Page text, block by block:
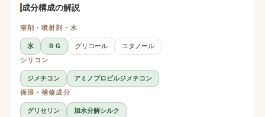
成分構成の解説
溶剤・噴射剤・水
水 ＢＧ グリコール
エタノール
シリコン
ジメチコン
アミノプロピルジメチコン
保湿・補修成分
グリセリン
加水分解シルク